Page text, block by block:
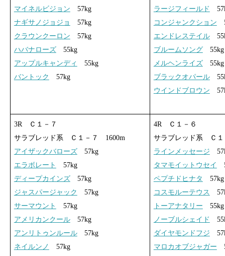
マイネルビジョン 57kg
ナギサノジョジョ
57kg
クラウンクーロン 57kg
ハバナローズ55kg
アップルキャンディ
55kg
バントック
57kg
ラージフィールド
コンジャンクション
エンドレステイル
ブルームソング55kg
メルヘンライズ55kg
ブラックオパール
ウインドブロウン
3R Ｃ１－７
サラブレッド系 Ｃ１－７ 1600m
アイザックバローズ57kg
エラボレート
57kg
ディープカインズ57kg
ジャスパージャック
57kg
サーマウント
57kg
アメリカンクール57kg
アンリトゥンルール57kg
ネイルンノ
57kg
4R Ｃ１－６
サラブレッド系 Ｃ
ラインメッセージ
タマモイットウセイ
ペプチドヒナタ
57kg
コスモルーテウス
トーアナタリー 55kg
ノーブルシェイド
ダイヤモンドフジ
マロカオブジャガー